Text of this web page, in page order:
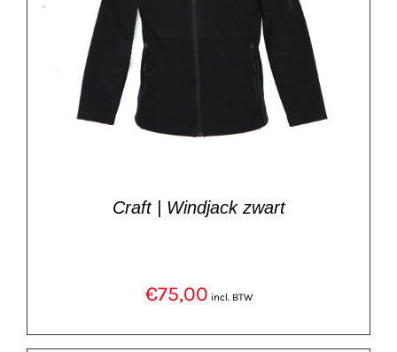
Craft | Windjack zwart
€75,00 incl. BTW